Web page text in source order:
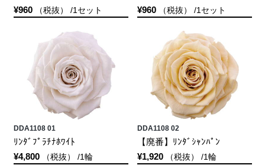
¥960（税抜） /1セット
¥960（税抜） /1セット
DDA1108 01
ﾘﾝﾀﾞﾌﾟﾗﾁﾅﾎﾜｲﾄ
¥4,800（税抜） /1輪
DDA1108 02
【廃番】ﾘﾝﾀﾞｼｬﾝﾊﾟﾝ
¥1,920（税抜） /1輪